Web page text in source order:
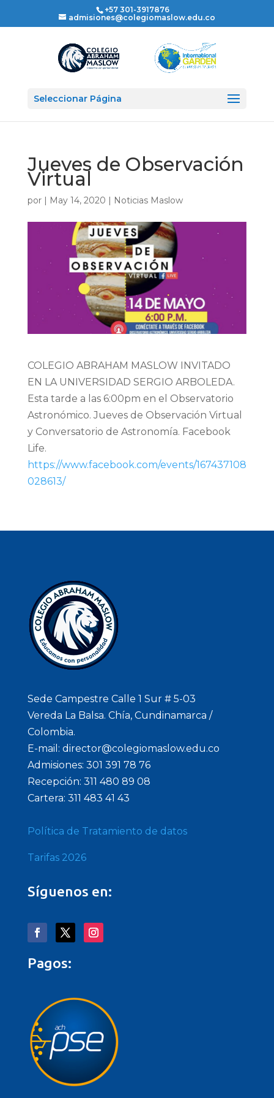
+57 301-3917876
admisiones@colegiomaslow.edu.co
Seleccionar Página
Jueves de Observación
Virtual
por | May 14, 2020 | Noticias Maslow
COLEGIO ABRAHAM MASLOW INVITADO
EN LA UNIVERSIDAD SERGIO ARBOLEDA.
Esta tarde a las 6:00pm en el Observatorio
Astronómico. Jueves de Observación Virtual
y Conversatorio de Astronomía. Facebook
Life.
https://www.facebook.com/events/167437108
028613/
Sede Campestre Calle 1 Sur # 5-03
Vereda La Balsa. Chía, Cundinamarca /
Colombia.
E-mail: director@colegiomaslow.edu.co
Admisiones: 301 391 78 76
Recepción: 311 480 89 08
Cartera: 311 483 41 43
Política de Tratamiento de datos
Tarifas 2026
Síguenos en:
Pagos: